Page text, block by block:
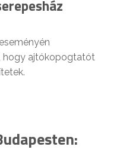
hogy ajtókopogtatót